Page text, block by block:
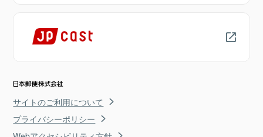
サイトのご利用について
プライバシーポリシー